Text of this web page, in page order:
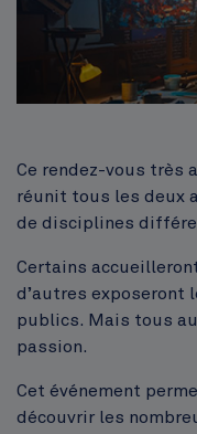
Corps
Ce rendez-vous très
réunit tous les deux
de disciplines
Certains
d’autres exposeront
publics. Mais tous
passion.
Cet événement
découvrir les